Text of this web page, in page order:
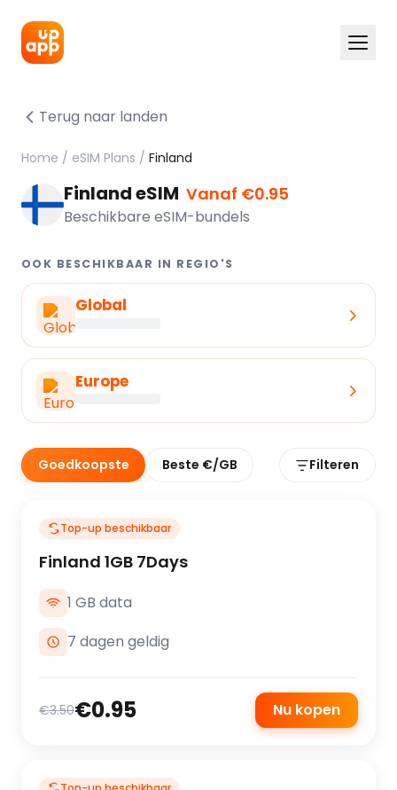
Terug naar landen
Home / eSIM Plans / Finland
Finland eSIM Vanaf €0.95
Beschikbare eSIM-bundels
OOK BESCHIKBAAR IN REGIO'S
Global
Europe
Goedkoopste Beste €/GB Filteren
Top-up beschikbaar
Finland 1GB 7Days
1 GB data
7 dagen geldig
€3.50€0.95 Nu kopen